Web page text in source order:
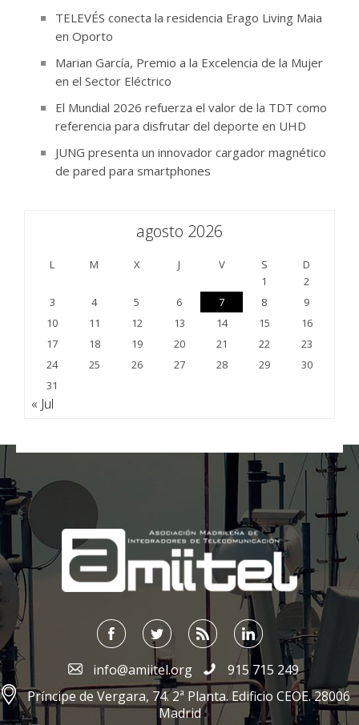
TELEVÉS conecta la residencia Erago Living Maia
en Oporto
Marian García, Premio a la Excelencia de la Mujer
en el Sector Eléctrico
El Mundial 2026 refuerza el valor de la TDT como
referencia para disfrutar del deporte en UHD
JUNG presenta un innovador cargador magnético
de pared para smartphones
agosto 2026
L M X J V S
D
1
2
3
4 5 6 7 8
9
10
11 12 13 14 15
16
17
18 19 20 21 22
23
24
25 26 27 28 29
30
31
« Jul
;
info@amiitel.org
915 715 249
Príncipe de Vergara, 74. 2ª Planta. Edificio CEOE. 28006
Madrid